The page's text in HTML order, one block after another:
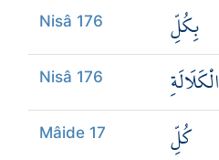
Nisâ 176 بِكُلِّ
Nisâ 176 الْكَلَالَةِ
Mâide 17 كُلِّ